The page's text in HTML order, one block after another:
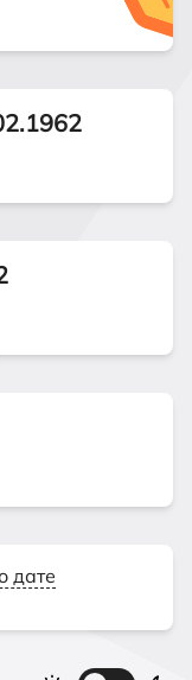
дате